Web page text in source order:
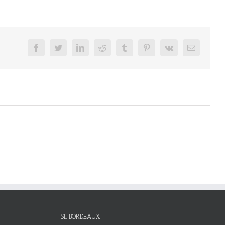
facebooktwitter linkedinreddit tumblr pinterestvk Email
SII BORDEAUX